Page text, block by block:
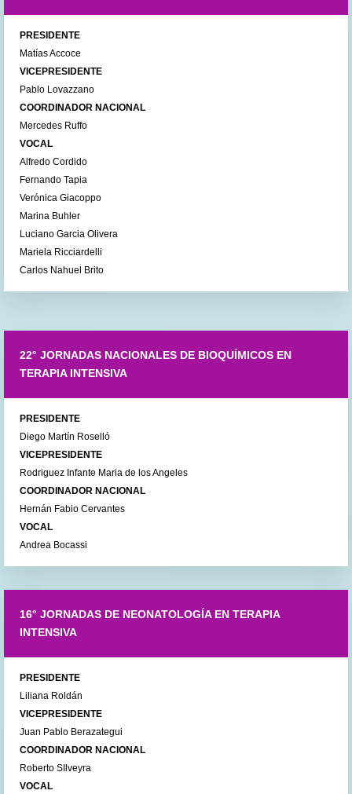
PRESIDENTE
Matías Accoce
VICEPRESIDENTE
Pablo Lovazzano
COORDINADOR NACIONAL
Mercedes Ruffo
VOCAL
Alfredo Cordido
Fernando Tapia
Verónica Giacoppo
Marina Buhler
Luciano Garcia Olivera
Mariela Ricciardelli
Carlos Nahuel Brito
22° JORNADAS NACIONALES DE BIOQUÍMICOS EN
TERAPIA INTENSIVA
PRESIDENTE
Diego Martín Roselló
VICEPRESIDENTE
Rodriguez Infante Maria de los Angeles
COORDINADOR NACIONAL
Hernán Fabio Cervantes
VOCAL
Andrea Bocassi
16° JORNADAS DE NEONATOLOGÍA EN TERAPIA
INTENSIVA
PRESIDENTE
Liliana Roldán
VICEPRESIDENTE
Juan Pablo Berazategui
COORDINADOR NACIONAL
Roberto SIlveyra
VOCAL